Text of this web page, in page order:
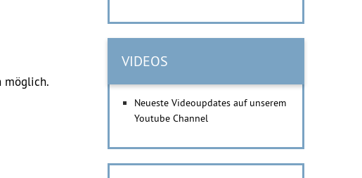
möglich.
VIDEOS
Neueste Videoupdates auf unserem
Youtube Channel